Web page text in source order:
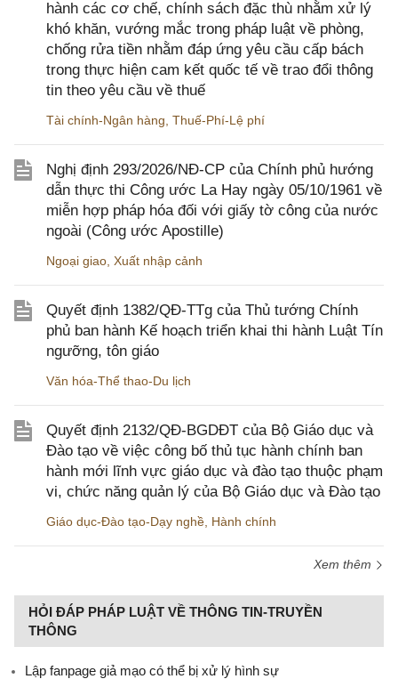
hành các cơ chế, chính sách đặc thù nhằm xử lý
khó khăn, vướng mắc trong pháp luật về phòng,
chống rửa tiền nhằm đáp ứng yêu cầu cấp bách
trong thực hiện cam kết quốc tế về trao đổi thông
tin theo yêu cầu về thuế
Tài chính-Ngân hàng Thuế-Phí-Lệ phí
Nghị định 293/2026/NĐ-CP của Chính phủ hướng
dẫn thực thi Công ước La Hay ngày 05/10/1961 về
miễn hợp pháp hóa đối với giấy tờ công của nước
ngoài (Công ước Apostille)
Ngoại giao Xuất nhập cảnh
Quyết định 1382/QĐ-TTg của Thủ tướng Chính
phủ ban hành Kế hoạch triển khai thi hành Luật Tín
ngưỡng, tôn giáo
Văn hóa-Thể thao-Du lịch
Quyết định 2132/QĐ-BGDĐT của Bộ Giáo dục và
Đào tạo về việc công bố thủ tục hành chính ban
hành mới lĩnh vực giáo dục và đào tạo thuộc phạm
vi, chức năng quản lý của Bộ Giáo dục và Đào tạo
Giáo dục-Đào tạo-Dạy nghề Hành chính
Xem thêm
HỎI ĐÁP PHÁP LUẬT VỀ THÔNG TIN-TRUYỀN
THÔNG
Lập fanpage giả mạo có thể bị xử lý hình sự